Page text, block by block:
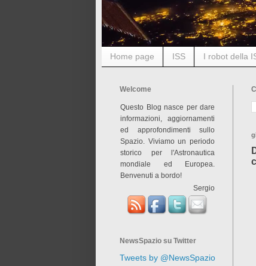
Home page ISS I robot della
Welcome
Questo Blog nasce per dare
informazioni, aggiornamenti
ed approfondimenti sullo
Spazio. Viviamo un periodo
storico per l'Astronautica
mondiale ed Europea.
Benvenuti a bordo!
Sergio
NewsSpazio su Twitter
Tweets by @NewsSpazio